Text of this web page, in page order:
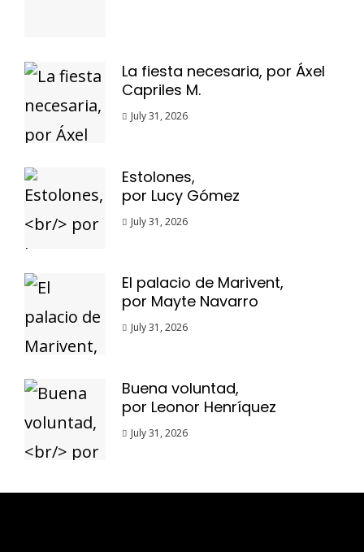
La fiesta necesaria, por Áxel
Capriles M.
July 31, 2026
Estolones,
por Lucy Gómez
July 31, 2026
El palacio de Marivent,
por Mayte Navarro
July 31, 2026
Buena voluntad,
por Leonor Henríquez
July 31, 2026